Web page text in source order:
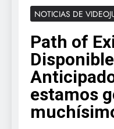
NOTICIAS DE
Path of
estamos